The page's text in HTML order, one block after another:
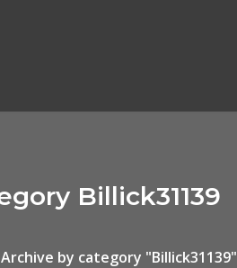
Billick31139
Archive by category "Billick31139"